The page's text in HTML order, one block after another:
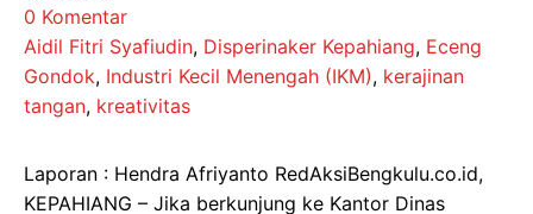
0 Komentar
Aidil Fitri Syafiudin, Disperinaker Kepahiang, Eceng
Gondok, Industri Kecil Menengah (IKM), kerajinan
tangan, kreativitas
Laporan : Hendra Afriyanto RedAksiBengkulu.co.id,
KEPAHIANG – Jika berkunjung ke Kantor Dinas